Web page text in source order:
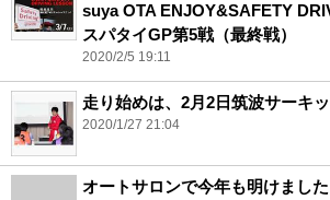
suya OTA ENJOY&SAFETY
スパタイGP第5戦（最終戦）
2020/2/5 19:11
走り始めは、2月2日筑波サーキ
2020/1/27 21:04
オートサロンで今年も明けました